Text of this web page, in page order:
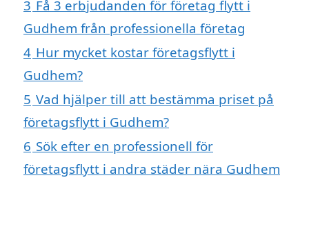
3 Få 3 erbjudanden för företag flytt i
Gudhem från professionella företag
4 Hur mycket kostar företagsflytt i
Gudhem?
5 Vad hjälper till att bestämma priset på
företagsflytt i Gudhem?
6 Sök efter en professionell för
företagsflytt i andra städer nära Gudhem